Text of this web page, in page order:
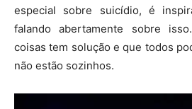
especial sobre suicídio, é
falando abertamente sobre
coisas tem solução e que todos
não estão sozinhos.